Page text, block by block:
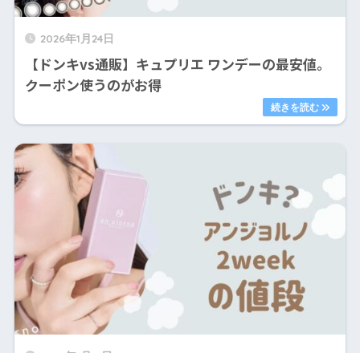
2026年1月24日
【ドンキvs通販】キュプリエ ワンデーの最安値。
クーポン使うのがお得